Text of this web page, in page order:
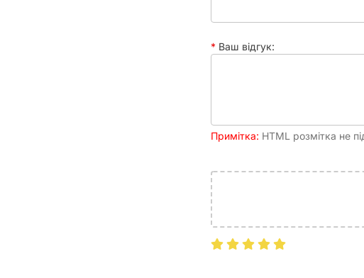
Ваш відгук:
Примітка: HTML розмітка не